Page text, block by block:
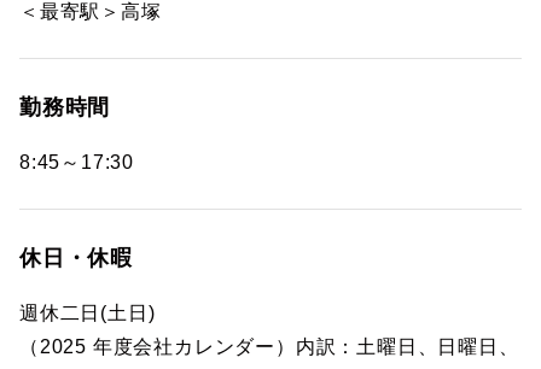
＜最寄駅＞高塚
勤務時間
8:45～17:30
休日・休暇
週休二日(土日)
（2025 年度会社カレンダー）内訳：土曜日、日曜日、